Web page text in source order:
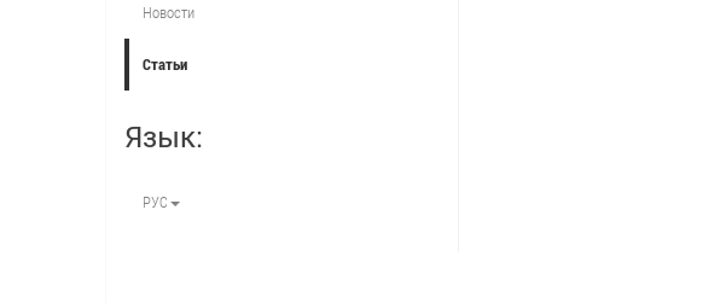
Новости
Статьи
Язык:
РУС